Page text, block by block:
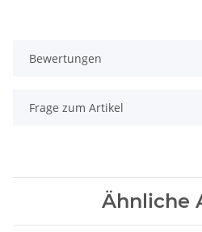
Bewertungen
Frage zum Artikel
Ähnliche